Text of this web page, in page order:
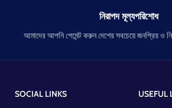
নিরাপদ মূল্যপরিশোধ
আমাদের আপনি পেমেন্ট করুন দেশের সবচেয়ে জনপ্রিয় ও
SOCIAL LINKS
USEFUL